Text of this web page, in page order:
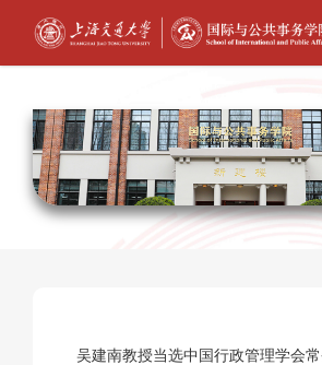
吴建南教授当选中国行政管理学会